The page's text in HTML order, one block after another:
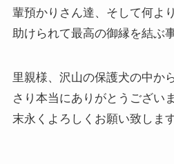
輩預かりさん達、そして何よ
助けられて最高の御縁を結ぶ
里親様、沢山の保護犬の中か
さり本当にありがとうござい
末永くよろしくお願い致します